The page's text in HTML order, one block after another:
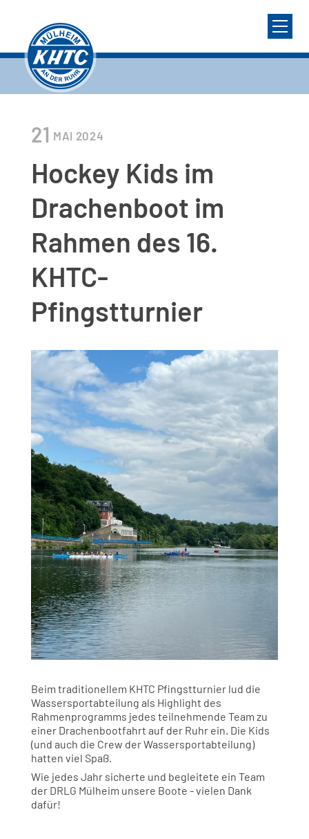
21 MAI 2024
Hockey Kids im
Drachenboot im
Rahmen des 16.
KHTC-
Pfingstturnier
Beim traditionellem KHTC Pfingstturnier lud die
Wassersportabteilung als Highlight des
Rahmenprogramms jedes teilnehmende Team zu
einer Drachenbootfahrt auf der Ruhr ein. Die Kids
(und auch die Crew der Wassersportabteilung)
hatten viel Spaß.
Wie jedes Jahr sicherte und begleitete ein Team
der DRLG Mülheim unsere Boote - vielen Dank
dafür!